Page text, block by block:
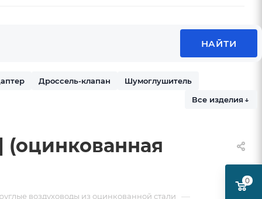
Дроссель-клапан
Шумоглушитель
Все изделия ↓
(оцинкованная
воздуховоды из оцинкованной стали —
0